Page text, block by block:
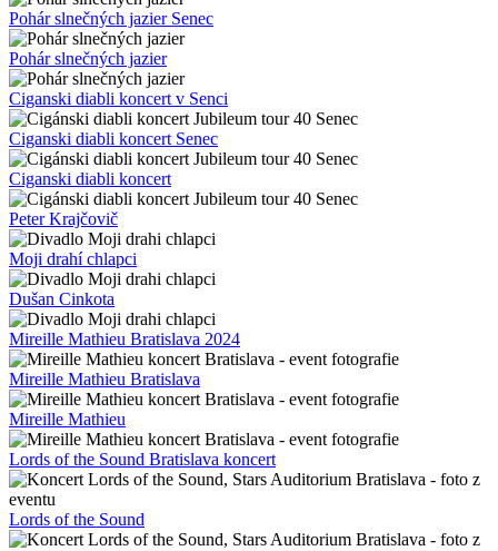
Pohár slnečných jazier Senec
Pohár slnečných jazier
Ciganski diabli koncert v Senci
Ciganski diabli koncert Senec
Ciganski diabli koncert
Peter Krajčovič
Moji drahí chlapci
Dušan Cinkota
Mireille Mathieu Bratislava 2024
Mireille Mathieu Bratislava
Mireille Mathieu
Lords of the Sound Bratislava koncert
Lords of the Sound